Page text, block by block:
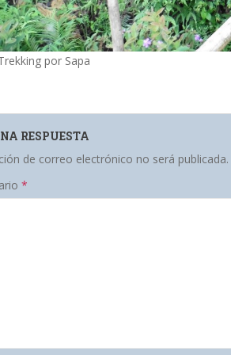
por Sapa
RESPUESTA
de correo electrónico no será publicada.
*